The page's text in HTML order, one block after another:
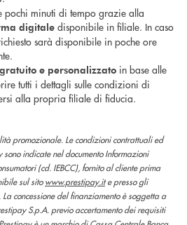
pochi minuti di tempo grazie alla
digitale disponibile in filiale. In caso
sarà disponibile in poche ore
e personalizzato in base alle
tutti i dettagli sulle condizioni di
alla propria filiale di fiducia.
promozionale. Le condizioni contrattuali ed
indicate nel documento Informazioni
(cd. IEBCC), fornito al cliente prima
sul sitowww.prestipay.ite presso gli
concessione del finanziamento è soggetta a
S.p.A. previo accertamento dei requisiti